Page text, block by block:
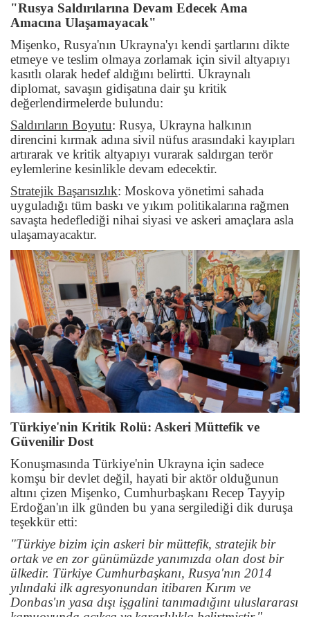
"Rusya Saldırılarına Devam Edecek Ama
Amacına Ulaşamayacak"
Mişenko, Rusya'nın Ukrayna'yı kendi şartlarını dikte
etmeye ve teslim olmaya zorlamak için sivil altyapıyı
kasıtlı olarak hedef aldığını belirtti. Ukraynalı
diplomat, savaşın gidişatına dair şu kritik
değerlendirmelerde bulundu:
Saldırıların Boyutu: Rusya, Ukrayna halkının
direncini kırmak adına sivil nüfus arasındaki kayıpları
artırarak ve kritik altyapıyı vurarak saldırgan terör
eylemlerine kesinlikle devam edecektir.
Stratejik Başarısızlık: Moskova yönetimi sahada
uyguladığı tüm baskı ve yıkım politikalarına rağmen
savaşta hedeflediği nihai siyasi ve askeri amaçlara asla
ulaşamayacaktır.
Türkiye'nin Kritik Rolü: Askeri Müttefik ve
Güvenilir Dost
Konuşmasında Türkiye'nin Ukrayna için sadece
komşu bir devlet değil, hayati bir aktör olduğunun
altını çizen Mişenko, Cumhurbaşkanı Recep Tayyip
Erdoğan'ın ilk günden bu yana sergilediği dik duruşa
teşekkür etti:
"Türkiye bizim için askeri bir müttefik, stratejik bir
ortak ve en zor günümüzde yanımızda olan dost bir
ülkedir. Türkiye Cumhurbaşkanı, Rusya'nın 2014
yılındaki ilk agresyonundan itibaren Kırım ve
Donbas'ın yasa dışı işgalini tanımadığını uluslararası